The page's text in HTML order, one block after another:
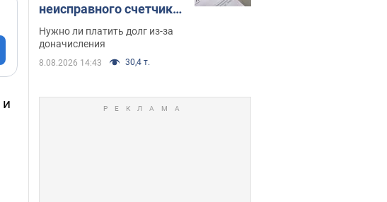
и
неисправного счетчика:
судья вынес
неожиданное решение
Нужно ли платить долг из-за
доначисления
8.08.2026 14:43 30,4 т.